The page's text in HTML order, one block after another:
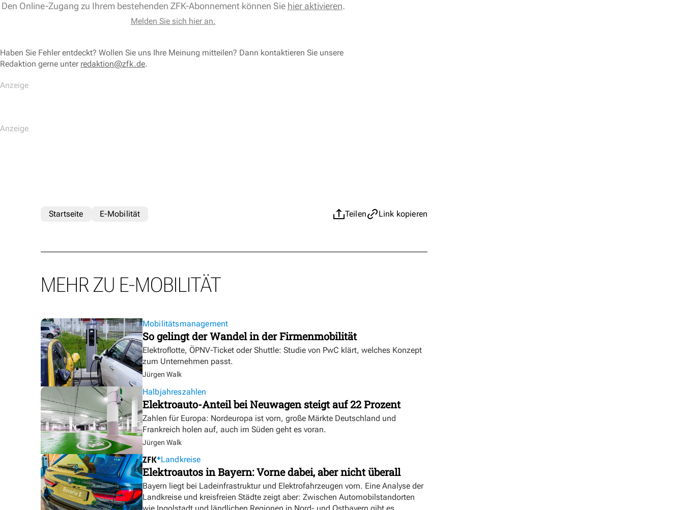
Den Online-Zugang zu Ihrem bestehenden ZFK-Abonnement können Sie hier aktivieren.
Melden Sie sich hier an.
Haben Sie Fehler entdeckt? Wollen Sie uns Ihre Meinung mitteilen? Dann kontaktieren Sie unsere
Redaktion gerne unter redaktion@zfk.de.
Teilen Link kopieren
Startseite E-Mobilität
MEHR ZU E-MOBILITÄT
Mobilitätsmanagement
So gelingt der Wandel in der Firmenmobilität
Elektroflotte, ÖPNV-Ticket oder Shuttle: Studie von PwC klärt, welches Konzept
zum Unternehmen passt.
Jürgen Walk
Halbjahreszahlen
Elektroauto-Anteil bei Neuwagen steigt auf 22 Prozent
Zahlen für Europa: Nordeuropa ist vorn, große Märkte Deutschland und
Frankreich holen auf, auch im Süden geht es voran.
Jürgen Walk
Landkreise
Elektroautos in Bayern: Vorne dabei, aber nicht überall
Bayern liegt bei Ladeinfrastruktur und Elektrofahrzeugen vorn. Eine Analyse der
Landkreise und kreisfreien Städte zeigt aber: Zwischen Automobilstandorten